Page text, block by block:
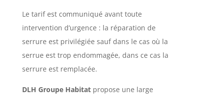
Le tarif est communiqué avant toute
intervention d’urgence : la réparation de
serrure est privilégiée sauf dans le cas où la
serrue est trop endommagée, dans ce cas la
serrure est remplacée.
DLH Groupe Habitatpropose une large